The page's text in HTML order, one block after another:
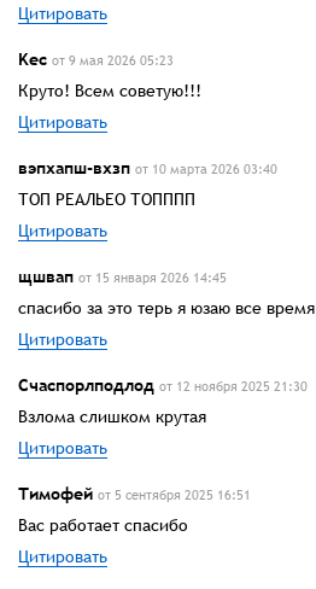
Цитировать
Kec от 9 мая 2026 05:23
Круто! Всем советую!!!
Цитировать
вэпхапш-вхзп от 10 марта 2026 03:40
ТОП РЕАЛЬЕО ТОПППП
Цитировать
щшвап от 15 января 2026 14:45
спасибо за это терь я юзаю все время
Цитировать
Счаспорлподлод от 12 ноября 2025 21:30
Взлома слишком крутая
Цитировать
Тимофей от 5 сентября 2025 16:51
Вас работает спасибо
Цитировать